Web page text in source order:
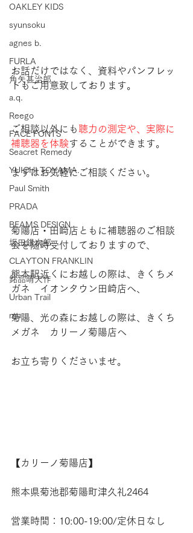
OAKLEY KIDS
syunsoku
agnes b.
FURLA
角矢甚治郎
a.q.
Reego
FACE FONTS
Seacret Remedy
YUICHI TOYAMA.
Paul Smith
PRADA
BEAMS DESIGN
坂田銀次郎
CLAYTON FRANKLIN
銘品晴夫作
Urban Trail
mu
お話だけではなく、資料やパンフレッ
トもご用意致しております。
ご相談以外にも 聴力の測定や、実際に
補聴器を体験することができます。
まずはお気軽にご相談ください。
菊陽店・田崎店ともに補聴器のご相談
会を随時受付しておりますので、
熊本駅近くにお越しの際は、きくちメ
ガネ　イオンタウン田崎店へ、
菊陽、光の森にお越しの際は、きくち
メガネ　カリーノ菊陽店へ
お立ち寄りくださいませ。
【​カリーノ菊陽店】
熊本県菊池郡菊陽町津久礼2464
営業時間：10:00-19:00/定休日なし